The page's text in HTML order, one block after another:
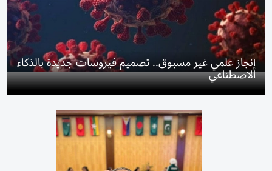
إنجاز علمي غير مسبوق.. تصميم فيروسات جديدة بالذكاء
الاصطناعي